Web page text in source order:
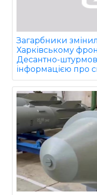
Загарбники
Харківському
Десантно-
інформацією про